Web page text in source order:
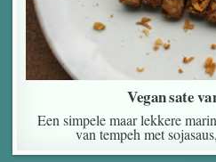
Vegan sate
Een simpele maar lekkere
van tempeh met